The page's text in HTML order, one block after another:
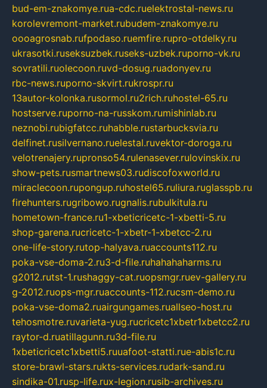
bud-em-znakomye.rua-cdc.ruelektrostal-news.ru
korolevremont-market.rubudem-znakomye.ru
oooagrosnab.rufpodaso.ruemfire.rupro-otdelky.ru
ukrasotki.ruseksuzbek.ruseks-uzbek.ruporno-vk.ru
sovratili.ruolecoon.ruvd-dosug.ruadonyev.ru
rbc-news.ruporno-skvirt.rukrospr.ru
13autor-kolonka.rusormol.ru2rich.ruhostel-65.ru
hostserve.ruporno-na-russkom.rumishinlab.ru
neznobi.rubigfatcc.ruhabble.rustarbucksvia.ru
delfinet.rusilvernano.ruelestal.ruvektor-doroga.ru
velotrenajery.rupronso54.rulenasever.rulovinskix.ru
show-pets.rusmartnews03.rudiscofoxworld.ru
miraclecoon.rupongup.ruhostel65.ruliura.ruglasspb.ru
firehunters.rugribowo.rugnalis.rubulkitula.ru
hometown-france.ru1-xbeticricetc-1-xbetti-5.ru
shop-garena.rucricetc-1-xbetr-1-xbetcc-2.ru
one-life-story.rutop-halyava.ruaccounts112.ru
poka-vse-doma-2.ru3-d-file.ruhahahaharms.ru
g2012.rutst-1.rushaggy-cat.ruopsmgr.ruev-gallery.ru
g-2012.ruops-mgr.ruaccounts-112.rucsm-demo.ru
poka-vse-doma2.ruairgungames.ruallseo-host.ru
tehosmotre.ruvarieta-yug.rucricetc1xbetr1xbetcc2.ru
raytor-d.ruatillagunn.ru3d-file.ru
1xbeticricetc1xbetti5.ruuafoot-statti.rue-abis1c.ru
store-brawl-stars.rukts-services.rudark-sand.ru
sindika-01.rusp-life.rux-legion.rusib-archives.ru